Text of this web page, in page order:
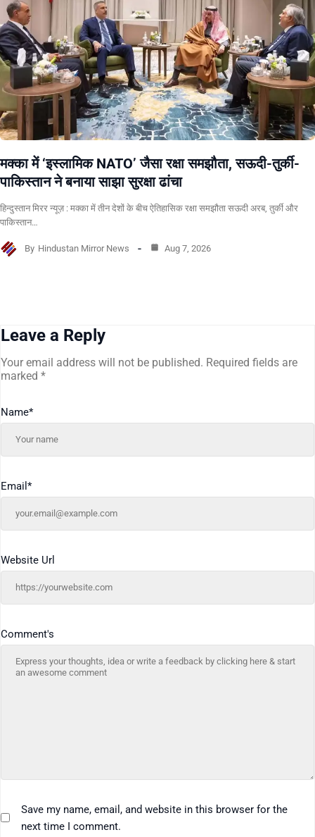
मक्का में ‘इस्लामिक NATO’ जैसा रक्षा समझौता, सऊदी-तुर्की-
पाकिस्तान ने बनाया साझा सुरक्षा ढांचा
हिन्दुस्तान मिरर न्यूज़ : मक्का में तीन देशों के बीच ऐतिहासिक रक्षा समझौता सऊदी अरब, तुर्की और
पाकिस्तान…
By Hindustan Mirror News Aug 7, 2026
Leave a Reply
Your email address will not be published. Required fields are
marked *
Comment's
Name*
Email *
Website Url
Save my name, email, and website in this browser for the
next time I comment.